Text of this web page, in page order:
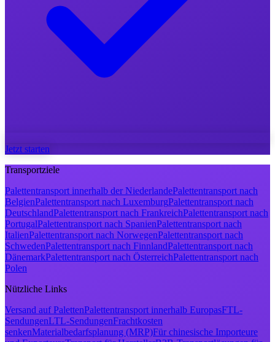
Jetzt starten
Transportziele
Palettentransport innerhalb der NiederlandePalettentransport nach
BelgienPalettentransport nach LuxemburgPalettentransport nach
DeutschlandPalettentransport nach FrankreichPalettentransport nach
PortugalPalettentransport nach SpanienPalettentransport nach
ItalienPalettentransport nach NorwegenPalettentransport nach
SchwedenPalettentransport nach FinnlandPalettentransport nach
DänemarkPalettentransport nach ÖsterreichPalettentransport nach
Polen
Nützliche Links
Versand auf PalettenPalettentransport innerhalb EuropasFTL-
SendungenLTL-SendungenFrachtkosten
senkenMaterialbedarfsplanung (MRP)Für chinesische Importeure